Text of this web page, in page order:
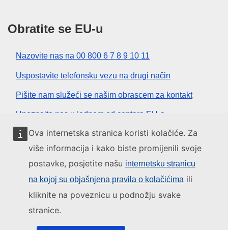
Ova internetska stranica koristi kolačiće. Za
više informacija i kako biste promijenili svoje
postavke, posjetite našu internetsku stranicu
na kojoj su objašnjena pravila o kolačićima ili
kliknite na poveznicu u podnožju svake
stranice.
Obratite se EU-u
Nazovite nas na 00 800 6 7 8 9 10 11
Uspostavite telefonsku vezu na drugi način
Pišite nam služeći se našim obrascem za kontakt
Upoznajte nas u jednom od centara EU-a
Društvene mreže
Institucije i tijela EU-a